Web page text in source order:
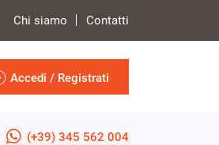
Chi siamo Contatti
Accedi / Registrati
(+39) 345 562 004